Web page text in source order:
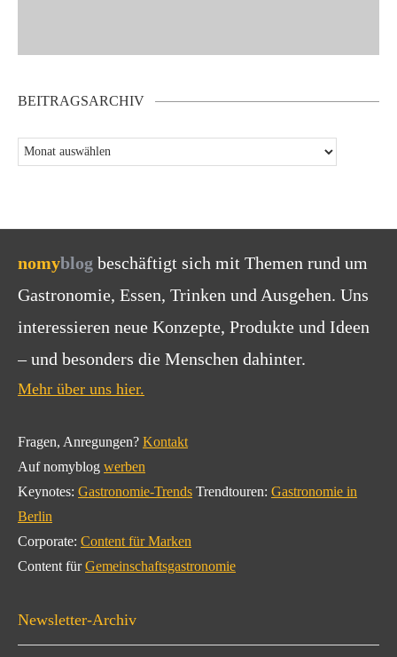
BEITRAGSARCHIV
nomyblog beschäftigt sich mit Themen rund um
Gastronomie, Essen, Trinken und Ausgehen. Uns
interessieren neue Konzepte, Produkte und Ideen
– und besonders die Menschen dahinter.
Mehr über uns hier.
Fragen, Anregungen? Kontakt
Auf nomyblog werben
Keynotes: Gastronomie-Trends Trendtouren: Gastronomie in
Berlin
Corporate: Content für Marken
Content fürGemeinschaftsgastronomie
Newsletter-Archiv